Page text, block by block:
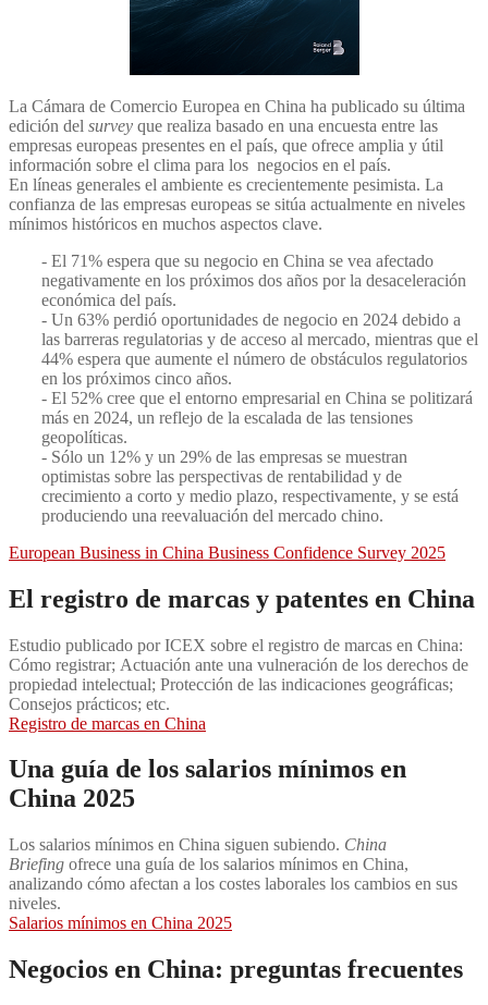
La Cámara de Comercio Europea en China ha publicado su última
edición del survey que realiza basado en una encuesta entre las
empresas europeas presentes en el país, que ofrece amplia y útil
información sobre el clima para los negocios en el país.
En líneas generales el ambiente es crecientemente pesimista. La
confianza de las empresas europeas se sitúa actualmente en niveles
mínimos históricos en muchos aspectos clave.
- El 71% espera que su negocio en China se vea afectado
negativamente en los próximos dos años por la desaceleración
económica del país.
- Un 63% perdió oportunidades de negocio en 2024 debido a
las barreras regulatorias y de acceso al mercado, mientras que el
44% espera que aumente el número de obstáculos regulatorios
en los próximos cinco años.
- El 52% cree que el entorno empresarial en China se politizará
más en 2024, un reflejo de la escalada de las tensiones
geopolíticas.
- Sólo un 12% y un 29% de las empresas se muestran
optimistas sobre las perspectivas de rentabilidad y de
crecimiento a corto y medio plazo, respectivamente, y se está
produciendo una reevaluación del mercado chino.
European Business in China Business Confidence Survey 2025
El registro de marcas y patentes en China
Estudio publicado por ICEX sobre el registro de marcas en China:
Cómo registrar; Actuación ante una vulneración de los derechos de
propiedad intelectual; Protección de las indicaciones geográficas;
Consejos prácticos; etc.
Registro de marcas en China
Una guía de los salarios mínimos en
China 2025
Los salarios mínimos en China siguen subiendo. China
Briefing ofrece una guía de los salarios mínimos en China,
analizando cómo afectan a los costes laborales los cambios en sus
niveles.
Salarios mínimos en China 2025
Negocios en China: preguntas frecuentes